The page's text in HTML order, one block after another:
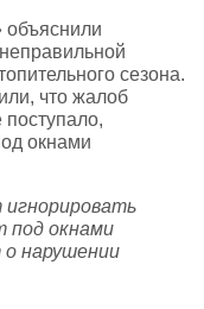
объяснили
сезона.
что жалоб
окнами
под окнами
нарушении